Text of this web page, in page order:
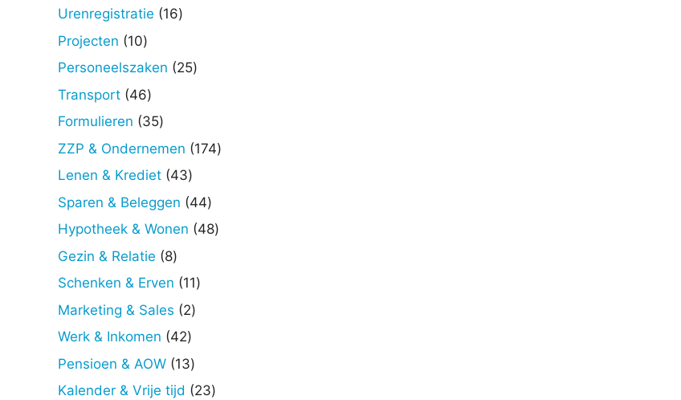
producten
Urenregistratie 1616
Projecten 1010
producten
Personeelszaken 2525
Transport 4646
producten
Formulieren 3535
producten
ZZP & Ondernemen 174174
Lenen & Krediet 4343
producten
Sparen & Beleggen 4444
producten
Hypotheek & Wonen 4848
Gezin & Relatie 88
producten
Schenken & Erven 1111
Marketing & Sales 22
Werk & Inkomen 4242
producten
Pensioen & AOW 1313
producten
Kalender & Vrije tijd 2323